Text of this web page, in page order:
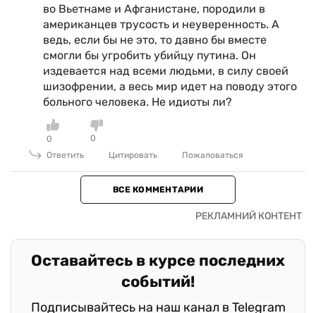
во Вьетнаме и Афганистане, породили в
американцев трусость и неуверенность. А
ведь, если бы не это, то давно бы вместе
смогли бы угробить убийцу путина. Он
издевается над всеми людьми, в силу своей
шизофрении, а весь мир идет на поводу этого
больного человека. Не идиоты ли?
0
0
Ответить
Цитировать Пожаловаться
ВСЕ КОММЕНТАРИИ
Оставайтесь в курсе последних
событий!
Подписывайтесь на наш канал в Telegram